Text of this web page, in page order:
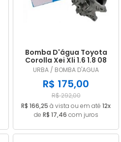
Bomba D'água Toyota
Corolla Xei Xli 1.6 1.8 08
09 10 Ub0703
URBA / BOMBA D'AGUA
R$ 175,00
R$ 292,00
R$ 166,25 à vista ou em até 12x
de R$ 17,46 com juros